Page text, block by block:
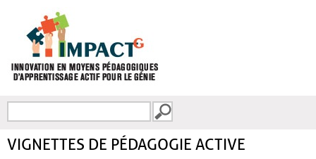
FORMULAIRE DE
VIGNETTES DE PÉDAGOGIE ACTIVE